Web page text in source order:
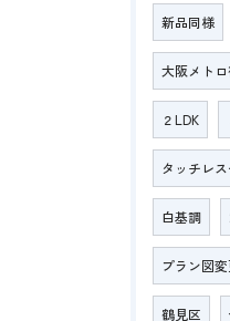
新品同様
大阪メト
２LDK
タッチレ
白基調
プラン図
鶴見区